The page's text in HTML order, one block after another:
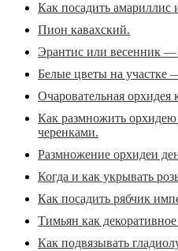
Как посадить амариллис
Пион кавахский.
Эрантис или весенник
Белые цветы на участке
Очаровательная орхидея
Как размножить
черенками.
Размножение орхидеи
Когда и как укрывать
Как посадить рябчик
Тимьян как
Как подвязывать